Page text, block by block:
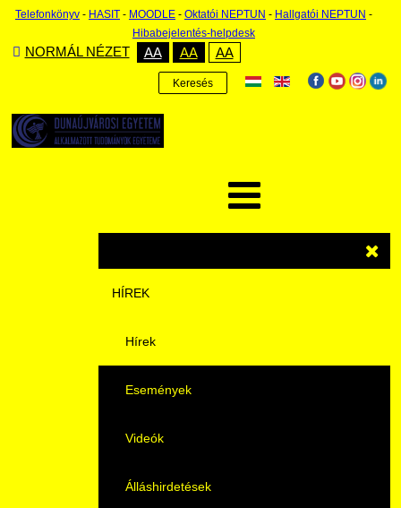
Telefonkönyv - HASIT - MOODLE - Oktatói NEPTUN - Hallgatói NEPTUN -
Hibabejelentés-helpdesk
NORMÁL NÉZET AA AA AA
Keresés
HÍREK
Hírek
Események
Videók
Álláshirdetések